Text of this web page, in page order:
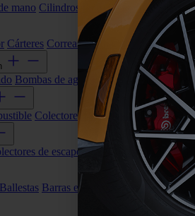
mano Cilindros de freno Componentes
Cárteres Correas alternador Correas y
Bombas de agua Electroventiladores
Colectores de admisión Filtros de
de escape Filtros de partículas
Ballestas Barras estabilizadoras Bieletas y